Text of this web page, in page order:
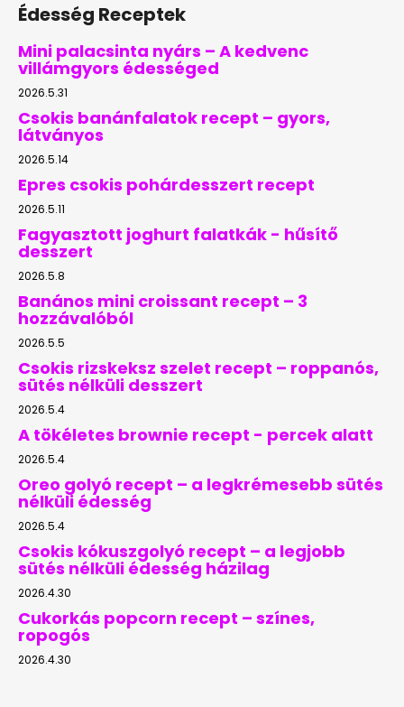
Édesség Receptek
Mini palacsinta nyárs – A kedvenc
villámgyors édességed
2026.5.31
Csokis banánfalatok recept – gyors,
látványos
2026.5.14
Epres csokis pohárdesszert recept
2026.5.11
Fagyasztott joghurt falatkák - hűsítő
desszert
2026.5.8
Banános mini croissant recept – 3
hozzávalóból
2026.5.5
Csokis rizskeksz szelet recept – roppanós,
sütés nélküli desszert
2026.5.4
A tökéletes brownie recept - percek alatt
2026.5.4
Oreo golyó recept – a legkrémesebb sütés
nélküli édesség
2026.5.4
Csokis kókuszgolyó recept – a legjobb
sütés nélküli édesség házilag
2026.4.30
Cukorkás popcorn recept – színes,
ropogós
2026.4.30